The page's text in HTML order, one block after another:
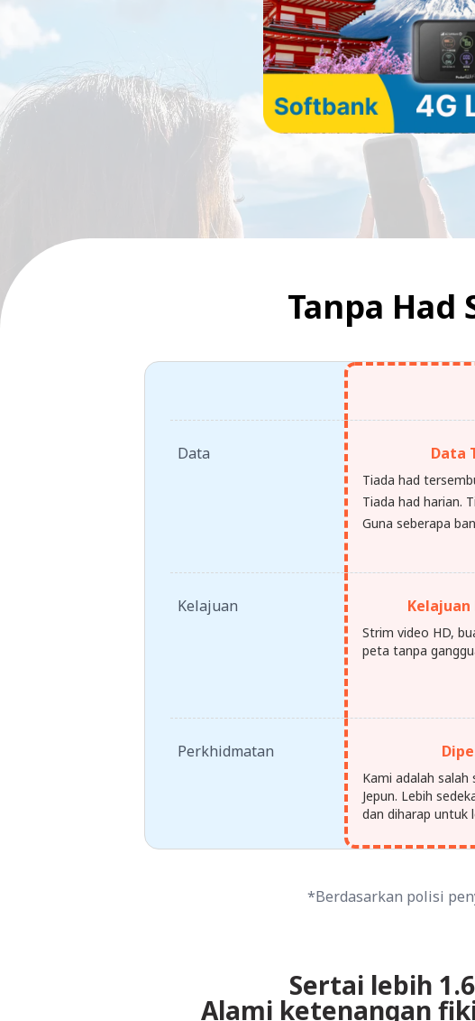
Tanpa Had
Data Data
Tiada had
Tiada had harian.
Guna seberapa
Kelajuan Kelajuan
Strim video HD,
peta tanpa
Perkhidmatan
Kami adalah salah
Jepun. Lebih
dan diharap untuk
*Berdasarkan polisi
Sertai lebih
Alami ketenangan